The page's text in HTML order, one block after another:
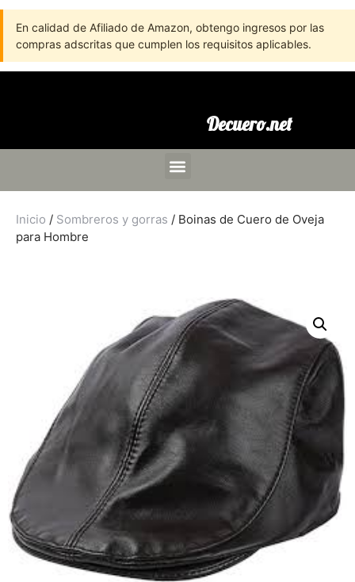
En calidad de Afiliado de Amazon, obtengo ingresos por las
compras adscritas que cumplen los requisitos aplicables.
Decuero.net
Inicio / Sombreros y gorras / Boinas de Cuero de Oveja
para Hombre